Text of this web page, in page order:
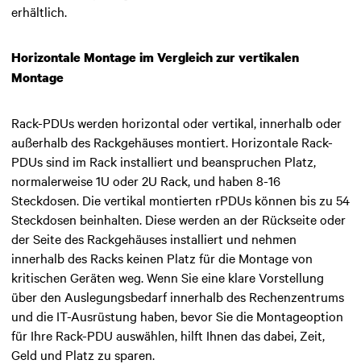
erhältlich.
Horizontale Montage im Vergleich zur vertikalen
Montage
Rack-PDUs werden horizontal oder vertikal, innerhalb oder
außerhalb des Rackgehäuses montiert. Horizontale Rack-
PDUs sind im Rack installiert und beanspruchen Platz,
normalerweise 1U oder 2U Rack, und haben 8-16
Steckdosen. Die vertikal montierten rPDUs können bis zu 54
Steckdosen beinhalten. Diese werden an der Rückseite oder
der Seite des Rackgehäuses installiert und nehmen
innerhalb des Racks keinen Platz für die Montage von
kritischen Geräten weg. Wenn Sie eine klare Vorstellung
über den Auslegungsbedarf innerhalb des Rechenzentrums
und die IT-Ausrüstung haben, bevor Sie die Montageoption
für Ihre Rack-PDU auswählen, hilft Ihnen das dabei, Zeit,
Geld und Platz zu sparen.